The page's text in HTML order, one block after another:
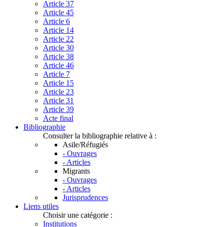
Article 37
Article 45
Article 6
Article 14
Article 22
Article 30
Article 38
Article 46
Article 7
Article 15
Article 23
Article 31
Article 39
Acte final
Bibliographie
Consulter la bibliographie relative à :
Asile/Réfugiés
- Ouvrages
- Articles
Migrants
- Ouvrages
- Articles
Jurisprudences
Liens utiles
Choisir une catégorie :
Institutions